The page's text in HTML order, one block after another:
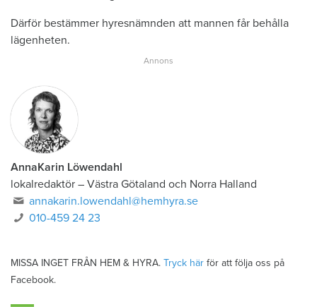
Därför bestämmer hyresnämnden att mannen får behålla
lägenheten.
AnnaKarin Löwendahl
lokalredaktör – Västra Götaland och Norra Halland
annakarin.lowendahl@hemhyra.se
010-459 24 23
MISSA INGET FRÅN HEM & HYRA. Tryck här för att följa oss på
Facebook.